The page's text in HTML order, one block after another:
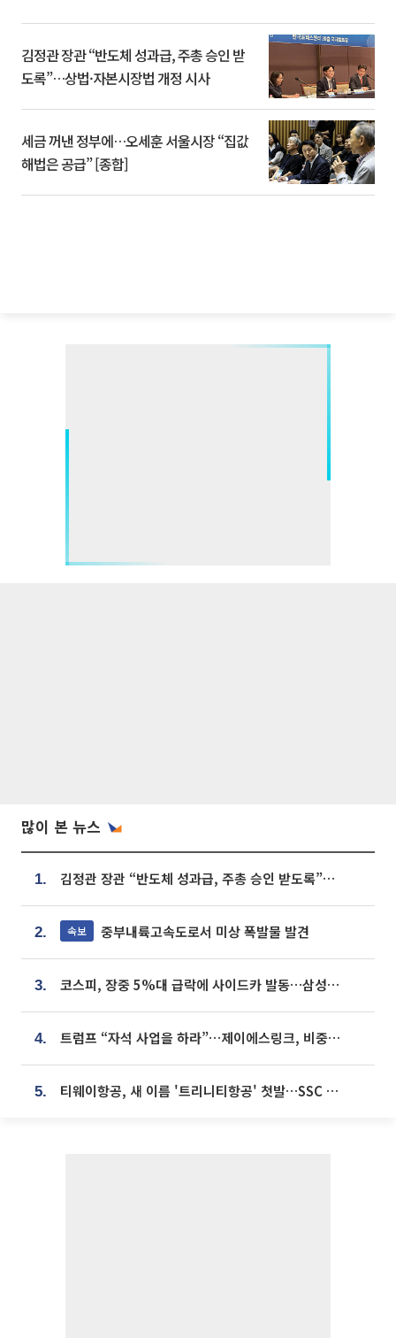
김정관 장관 “반도체 성과급, 주총 승인 받
도록”…상법·자본시장법 개정 시사
세금 꺼낸 정부에…오세훈 서울시장 “집값
해법은 공급” [종합]
많이 본 뉴스
1. 김정관 장관 “반도체 성과급, 주총 승인 받도록”…상법·자본시장법 개정 시사
2. 속보 중부내륙고속도로서 미상 폭발물 발견
3. 코스피, 장중 5%대 급락에 사이드카 발동…삼성·SK 동반 폭락
4. 트럼프 “자석 사업을 하라”…제이에스링크, 비중국 영구자석 공급망 구축 속도
5. 티웨이항공, 새 이름 '트리니티항공' 첫발…SSC 전략 본격화